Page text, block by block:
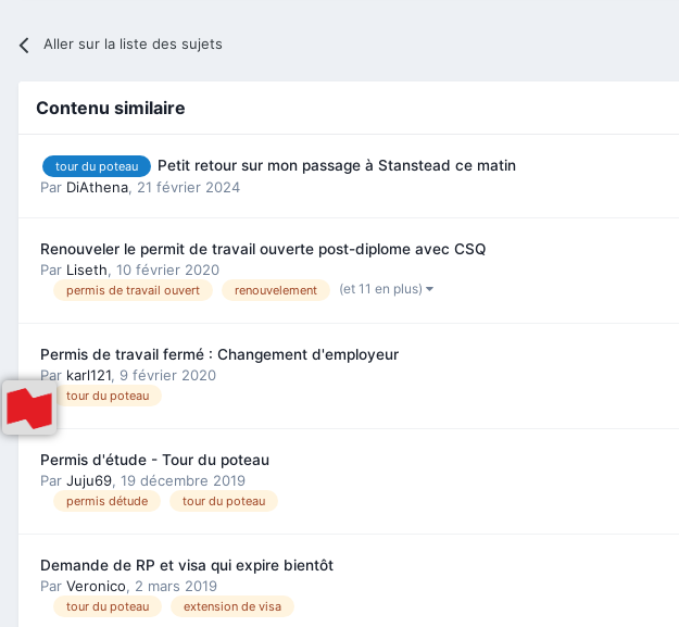
Aller sur la liste des sujets
Contenu similaire
tour du poteau
Petit retour sur mon passage à Stanstead ce matin
Par DiAthena, 21 février 2024
Renouveler le permit de travail ouverte post-diplome avec CSQ
Par Liseth, 10 février 2020
permis de travail ouvert renouvelement (et 11 en plus)
Permis de travail fermé : Changement d'employeur
Par karl121, 9 février 2020
tour du poteau
Permis d'étude - Tour du poteau
Par Juju69, 19 décembre 2019
permis détude tour du poteau
Demande de RP et visa qui expire bientôt
Par Veronico, 2 mars 2019
tour du poteau extension de visa